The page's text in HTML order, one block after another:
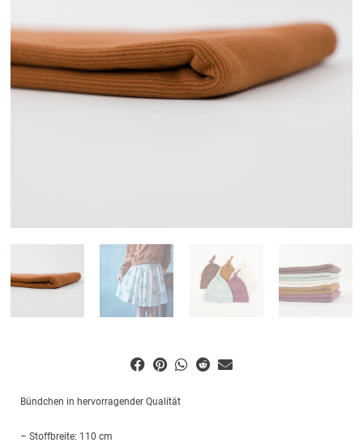
Bündchen in hervorragender Qualität
– Stoffbreite: 110 cm